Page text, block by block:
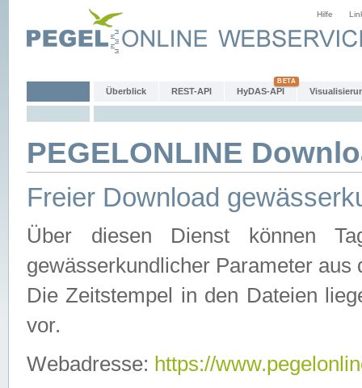
Hilfe
Überblick REST-API HyDAS-API
PEGELONLINE
Freier Download
Über diesen Dienst können
gewässerkundlicher Parameter aus
Die Zeitstempel in den Dateien
vor.
Webadresse: https://